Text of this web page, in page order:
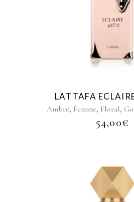
LATTAFA
Ambré, Femme, Floral,
54,00€